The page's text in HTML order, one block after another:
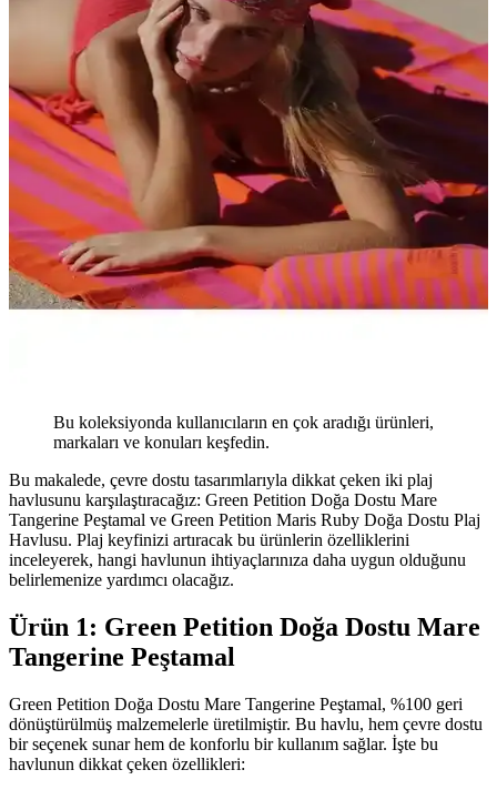
Bu koleksiyonda kullanıcıların en çok aradığı ürünleri,
markaları ve konuları keşfedin.
Bu makalede, çevre dostu tasarımlarıyla dikkat çeken iki plaj
havlusunu karşılaştıracağız: Green Petition Doğa Dostu Mare
Tangerine Peştamal ve Green Petition Maris Ruby Doğa Dostu Plaj
Havlusu. Plaj keyfinizi artıracak bu ürünlerin özelliklerini
inceleyerek, hangi havlunun ihtiyaçlarınıza daha uygun olduğunu
belirlemenize yardımcı olacağız.
Ürün 1: Green Petition Doğa Dostu Mare
Tangerine Peştamal
Green Petition Doğa Dostu Mare Tangerine Peştamal, %100 geri
dönüştürülmüş malzemelerle üretilmiştir. Bu havlu, hem çevre dostu
bir seçenek sunar hem de konforlu bir kullanım sağlar. İşte bu
havlunun dikkat çeken özellikleri: